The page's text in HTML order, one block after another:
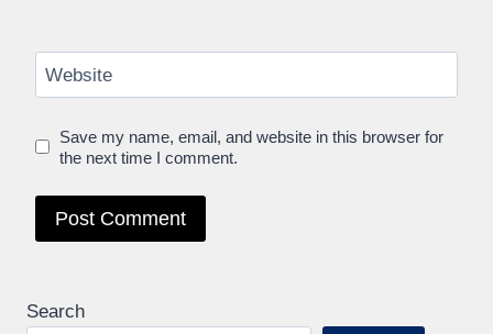
Website
Save my name, email, and website in this browser for
the next time I comment.
Search